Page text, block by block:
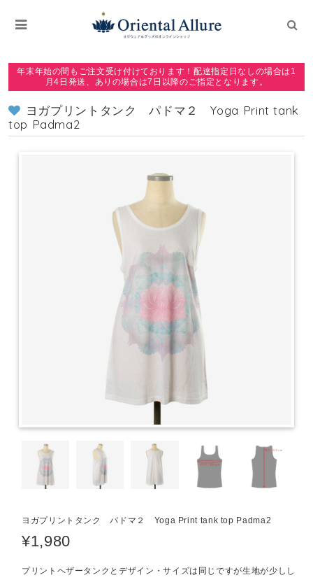
年末年始の間もご注文受け付けております！配達指定日なしの場合は1
月4日発送、ありの場合は7日以降のご指定となります。
ヨガプリントタンク パドマ２ Yoga Print tank
top Padma2
ヨガプリントタンク パドマ２ Yoga Print tank top Padma2
¥1,980
プリントヘザータンクとデザイン・サイズは同じですが生地が少しし